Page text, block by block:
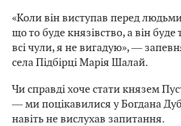
«Коли він виступав перед
що то буде князівство, а він
всі чули, я не вигадую», ―
села Підбірці Марія Шалай.
Чи справді хоче стати князем
― ми поцікавилися у Богдана
навіть не вислухав запитання.